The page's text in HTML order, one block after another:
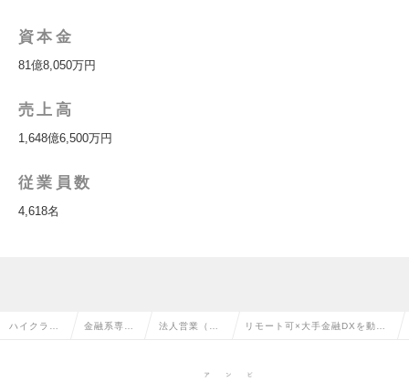
資本金
81億8,050万円
売上高
1,648億6,500万円
従業員数
4,618名
ハイクラス 金融系専門 法人営業（金 リモート可×大手金融DXを動か